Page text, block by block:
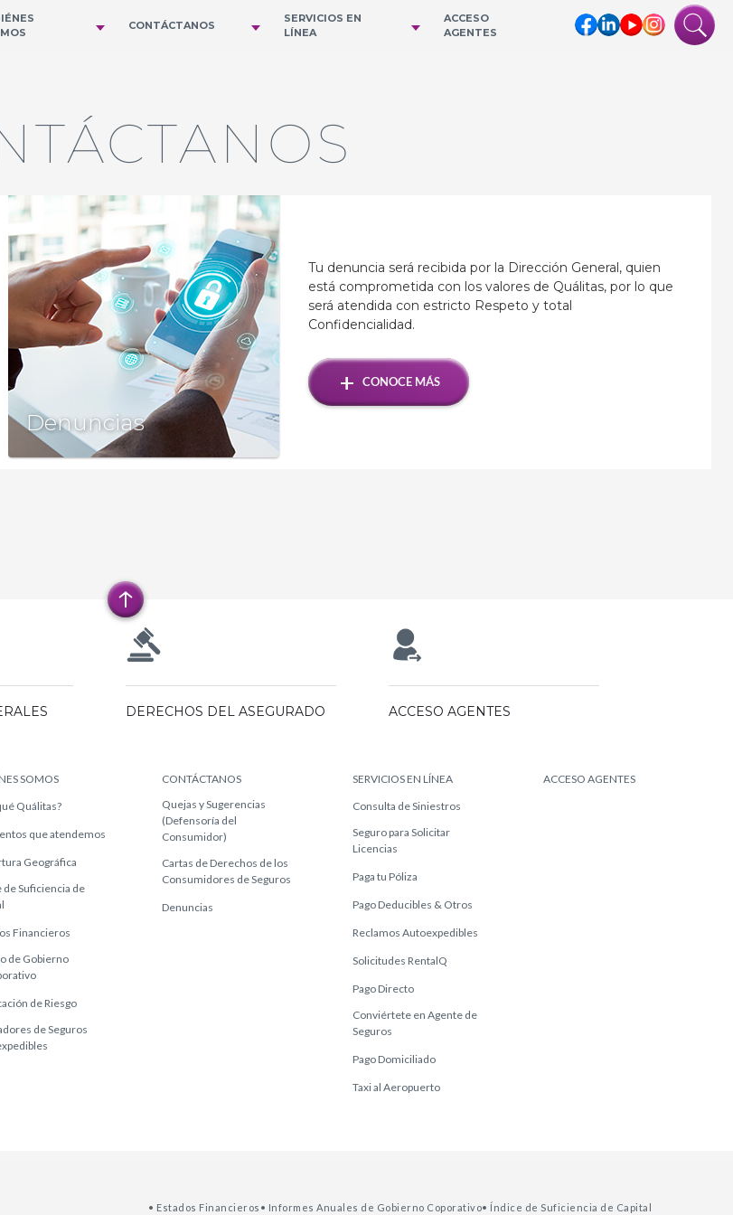
CONTÁCTANOS
SERVICIOS EN
LÍNEA
ACCESO
AGENTES
Denuncias
Tu denuncia será recibida por la Dirección General, quien
está comprometida con los valores de Quálitas, por lo que
será atendida con estricto Respeto y total
Confidencialidad.
+ CONOCE MÁS
DERECHOS DEL ASEGURADO ACCESO AGENTES
SOMOS
Quálitas?
que atendemos
Geográfica
de Suficiencia de
Financieros
de Gobierno
de Riesgo
de Seguros
CONTÁCTANOS
Quejas y Sugerencias
(Defensoría del
Consumidor)
Cartas de Derechos de los
Consumidores de Seguros
Denuncias
SERVICIOS EN LÍNEA
Consulta de Siniestros
Seguro para Solicitar
Licencias
Paga tu Póliza
Pago Deducibles & Otros
Reclamos Autoexpedibles
Solicitudes RentalQ
Pago Directo
Conviértete en Agente de
Seguros
Pago Domiciliado
Taxi al Aeropuerto
ACCESO AGENTES
• Estados Financieros • Informes Anuales de Gobierno Coporativo• Índice de Suficiencia de Capital